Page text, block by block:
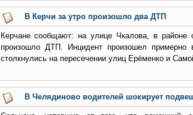
В Керчи за утро произошло два ДТП
Керчане сообщают: на улице Чкалова, в районе
произошло ДТП. Инцидент произошел
столкнулись на пересечении улиц Ерёменко и
В Челядиново водителей шокирует